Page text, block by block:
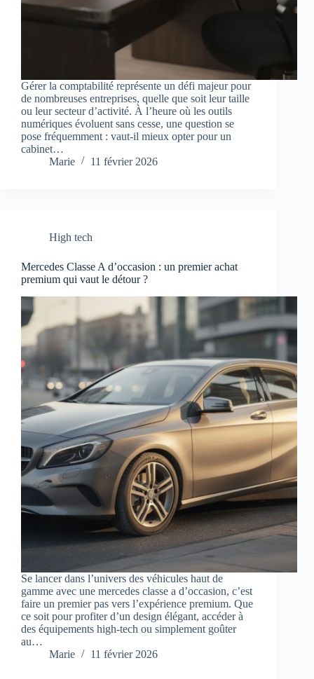
Gérer la comptabilité représente un défi majeur pour
de nombreuses entreprises, quelle que soit leur taille
ou leur secteur d’activité. À l’heure où les outils
numériques évoluent sans cesse, une question se
pose fréquemment : vaut-il mieux opter pour un
cabinet…
Marie
11 février 2026
High tech
Mercedes Classe A d’occasion : un premier achat
premium qui vaut le détour ?
Se lancer dans l’univers des véhicules haut de
gamme avec une mercedes classe a d’occasion, c’est
faire un premier pas vers l’expérience premium. Que
ce soit pour profiter d’un design élégant, accéder à
des équipements high-tech ou simplement goûter
au…
Marie
11 février 2026